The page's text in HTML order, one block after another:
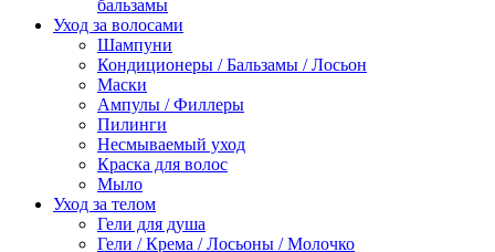
бальзамы
Уход за волосами
Шампуни
Кондиционеры / Бальзамы / Лосьон
Маски
Ампулы / Филлеры
Пилинги
Несмываемый уход
Краска для волос
Мыло
Уход за телом
Гели для душа
Гели / Крема / Лосьоны / Молочко